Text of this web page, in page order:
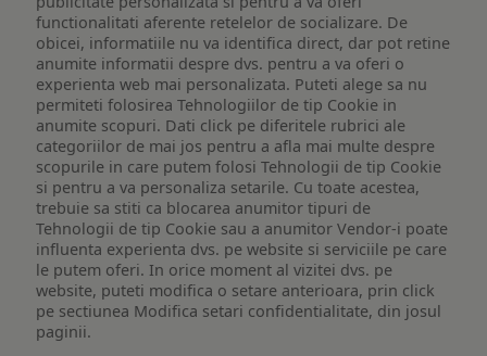
functionalitati aferente retelelor de socializare. De
obicei, informatiile nu va identifica direct, dar pot retine
anumite informatii despre dvs. pentru a va oferi o
experienta web mai personalizata. Puteti alege sa nu
permiteti folosirea Tehnologiilor de tip Cookie in
anumite scopuri. Dati click pe diferitele rubrici ale
categoriilor de mai jos pentru a afla mai multe despre
scopurile in care putem folosi Tehnologii de tip Cookie
si pentru a va personaliza setarile. Cu toate acestea,
trebuie sa stiti ca blocarea anumitor tipuri de
Tehnologii de tip Cookie sau a anumitor Vendor-i poate
influenta experienta dvs. pe website si serviciile pe care
le putem oferi. In orice moment al vizitei dvs. pe
website, puteti modifica o setare anterioara, prin click
pe sectiunea Modifica setari confidentialitate, din josul
paginii.